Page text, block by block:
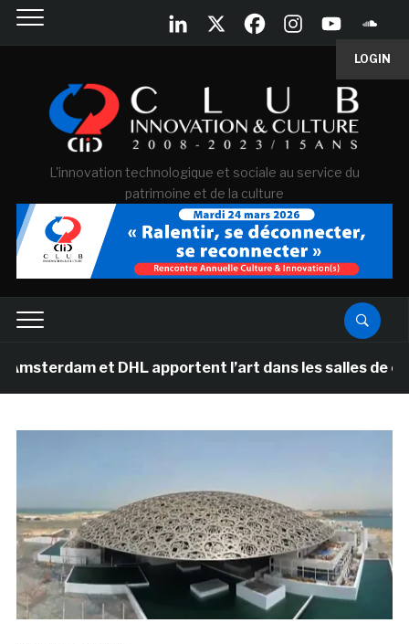
LOGIN
L'innovation technologique et sociale au service du
patrimoine et de la culture
et DHL apportent l’art dans les salles de classe des